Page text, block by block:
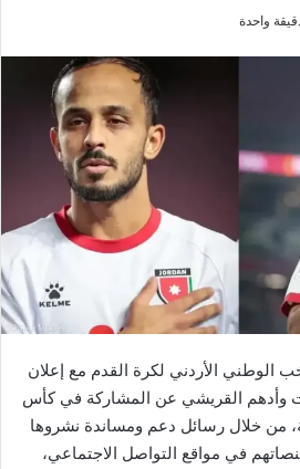
واحدة
الوطني الأردني لكرة القدم مع إعلان
وأدهم القريشي عن المشاركة في كأس
الإصابة، من خلال رسائل دعم ومساندة نشروها
في مواقع التواصل الاجتماعي،